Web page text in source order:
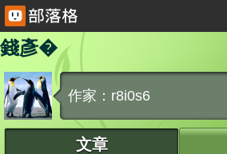
錢彥�
作家：r8i0s6
文章